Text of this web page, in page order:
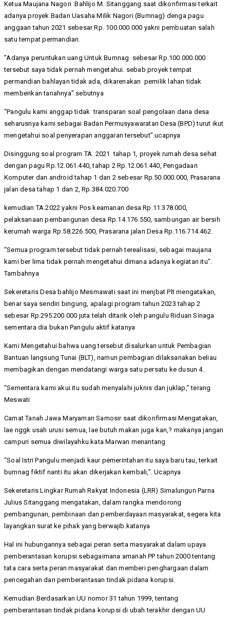
Ketua Maujana Nagori Bahlijo M. Sitanggang saat dikonfirmasi terkait
adanya proyek Badan Uasaha Milik Nagori (Bumnag) denga pagu
anggaan tahun 2021 sebesar Rp. 100.000.000 yakni pembuatan salah
satu tempat permandian.
’’Adanya peruntukan uang Untuk Bumnag sebesar Rp.100.000.000
tersebut saya tidak pernah mengetahui. sebab proyek tempat
permandian bahlayan tidak ada, dikarenakan pemilik lahan tidak
memberikan tanahnya”.sebutnya
“Pangulu kami anggap tidak transparan soal pengolaan dana desa
seharusnya kami sebagai Badan Permusyawaratan Desa (BPD) turut ikut
mengetahui soal penyerapan anggaran tersebut”.ucapnya
Disinggung soal program TA. 2021 tahap 1, proyek rumah desa sehat
dengan pagu Rp.12.061.440, tahap 2 Rp.12.061.440, Pengadaan
Komputer dan android tahap 1 dan 2 sebesar Rp.50.000.000, Prasarana
jalan desa tahap 1 dan 2, Rp.384.020.700
kemudian TA.2022 yakni Pos keamanan desa Rp.11.378.000,
pelaksanaan pembangunan desa Rp.14.176.550, sambungan air bersih
kerumah warga Rp.58.226.500, Prasarana jalan Desa Rp.116.714.462.
“Semua program tersebut tidak pernah terealisasi, sebagai maujana
kami ber lima tidak pernah mengetahui dimana adanya kegiatan itu”.
Tambahnya
Sekeretaris Desa bahlijo Mesmawati saat ini menjbat Plt mengatakan,
benar saya sendiri bingung, apalagi program tahun 2023 tahap 2
sebesar Rp.295.200.000 juta telah ditarik oleh pangulu Riduan Sinaga
sementara dia bukan Pangulu aktif.katanya
Kami Mengetahui bahwa uang tersebut disalurkan untuk Pembagian
Bantuan langsung Tunai (BLT), namun pembagian dilaksanakan beliau
membagikan dengan mendatangi warga satu persatu ke dusun 4.
“Sementara kami akui itu sudah menyalahi juknis dan juklap,” terang
Meswati
Camat Tanah Jawa Maryaman Samosir saat dikonfirmasi Mengatakan,
lae nggk usah urusi semua, lae butuh makan juga kan,? makanya jangan
campuri semua diwilayahku.kata Marwan menantang
“Soal Istri Pangulu menjadi kaur pemerintahan itu saya baru tau, terkait
bumnag fiktif nanti itu akan dikerjakan kembali,”. Ucapnya
Sekeretaris Lingkar Rumah Rakyat Indonesia (LRR) Simalungun Parna
Julius Sitanggang mengatakan, dalam rangka mendorong
pembangunan, pembinaan dan pemberdayaan masyarakat, segera kita
layangkan surat ke pihak yang berwajib.katanya
Hal ini hubungannya sebagai peran serta masyarakat dalam upaya
pemberantasan korupsi sebagaimana amanah PP tahun 2000 tentang
tata cara serta peran masyarakat dan memberi penghargaan dalam
pencegahan dan pemberantasan tindak pidana korupsi.
Kemudian Berdasarkan UU nomor 31 tahun 1999, tentang
pemberantasan tindak pidana korupsi di ubah terakhir dengan UU